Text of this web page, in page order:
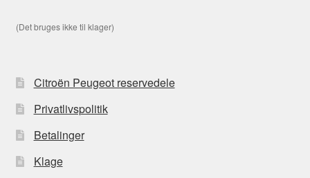
(Det bruges ikke til klager)
Citroën Peugeot reservedele
Privatlivspolitik
Betalinger
Klage